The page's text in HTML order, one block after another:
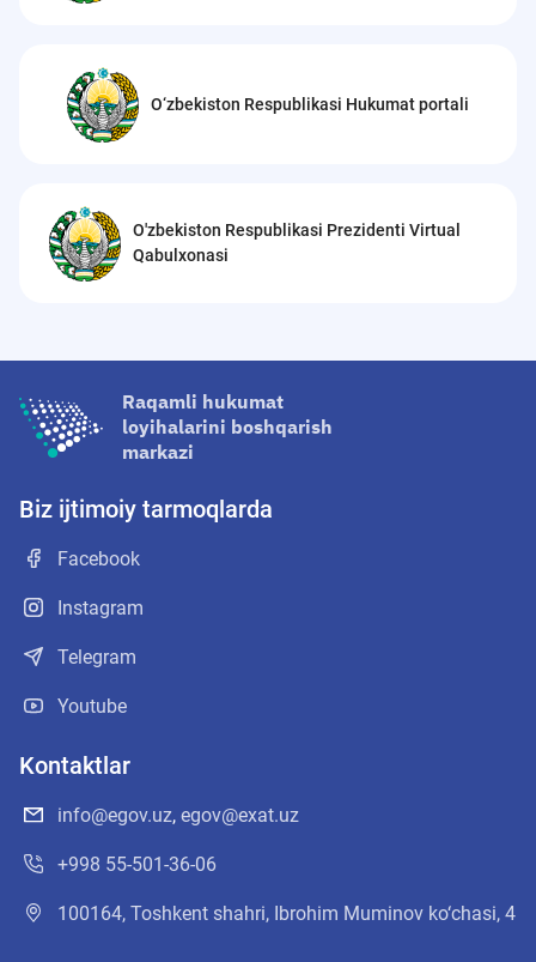
O‘zbekiston Respublikasi Hukumat portali
O'zbekiston Respublikasi Prezidenti Virtual
Qabulxonasi
Raqamli hukumat
loyihalarini boshqarish
markazi
Biz ijtimoiy tarmoqlarda
Facebook
Instagram
Telegram
Youtube
Kontaktlar
info@egov.uz, egov@exat.uz
+998 55-501-36-06
100164, Toshkent shahri, Ibrohim Muminov ko‘chasi, 4